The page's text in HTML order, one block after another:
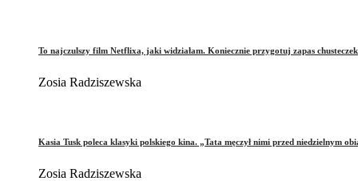
To najczulszy film Netflixa, jaki widziałam. Koniecznie przygotuj zapas chusteczek
Zosia Radziszewska
Kasia Tusk poleca klasyki polskiego kina. „Tata męczył nimi przed niedzielnym
Zosia Radziszewska